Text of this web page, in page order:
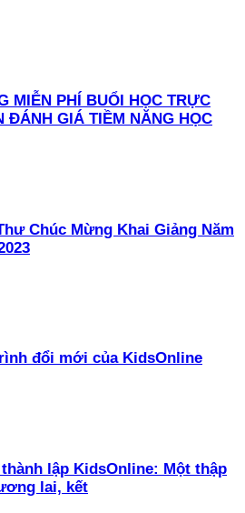
MIỄN PHÍ BUỔI HỌC TRỰC
ĐÁNH GIÁ TIỀM NĂNG HỌC
Chúc Mừng Khai Giảng Năm
đổi mới của KidsOnline
lập KidsOnline: Một thập
lai, kết